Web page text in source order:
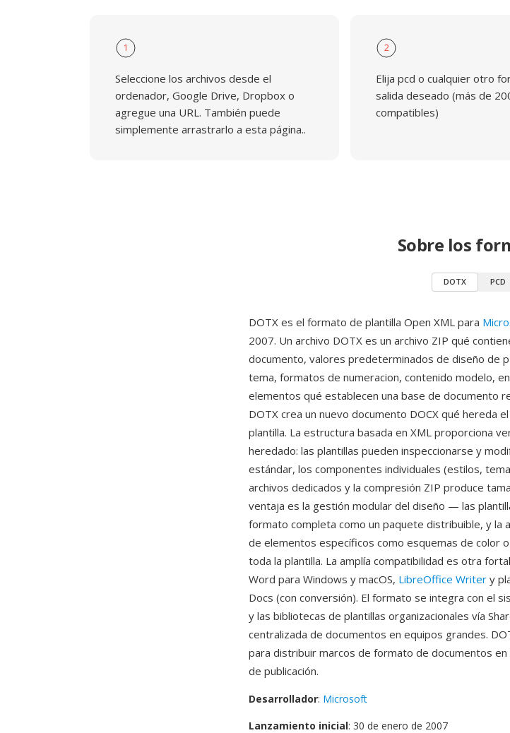
1
Seleccione los archivos desde el
ordenador, Google Drive, Dropbox o
agregue una URL. También puede
simplemente arrastrarlo a esta página..
2
Elija pcd o cualquier otro
salida deseado (más de
compatibles)
Sobre los
DOTX PCD
DOTX es el formato de plantilla Open XML para
2007. Un archivo DOTX es un archivo ZIP qué
documento, valores predeterminados de diseño de
tema, formatos de numeracion, contenido modelo,
elementos qué establecen una base de documento
DOTX crea un nuevo documento DOCX qué hereda
plantilla. La estructura basada en XML proporciona
heredado: las plantillas pueden inspeccionarse y
estándar, los componentes individuales (estilos,
archivos dedicados y la compresión ZIP produce
ventaja es la gestión modular del diseño — las
formato completa como un paquete distribuible, y la
de elementos específicos como esquemas de color
toda la plantilla. La amplía compatibilidad es otra
Word para Windows y macOS, LibreOffice Writer y
Docs (con conversión). El formato se integra con el
y las bibliotecas de plantillas organizacionales vía
centralizada de documentos en equipos grandes.
para distribuir marcos de formato de documentos
de publicación.
Desarrollador: Microsoft
Lanzamiento inicial: 30 de enero de 2007